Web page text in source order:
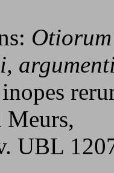
Meurs,
UBL